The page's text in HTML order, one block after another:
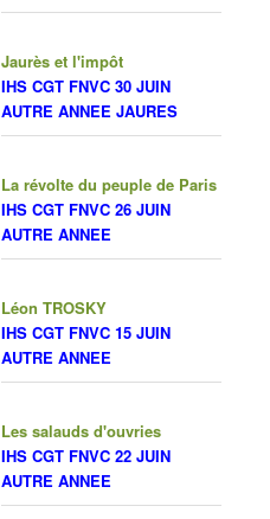
Jaurès et l'impôt
IHS CGT FNVC 30 JUIN
AUTRE ANNEE JAURES
La révolte du peuple de Paris
IHS CGT FNVC 26 JUIN
AUTRE ANNEE
Léon TROSKY
IHS CGT FNVC 15 JUIN
AUTRE ANNEE
Les salauds d'ouvries
IHS CGT FNVC 22 JUIN
AUTRE ANNEE